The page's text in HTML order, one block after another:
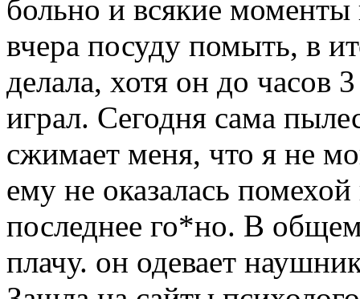
больно и всякие
вчера посуду помыть, в
делала, хотя он до часов
играл. Сегодня сама
сжимает меня, что я не
ему не оказалась
последнее го*но. В
плачу. он одевает